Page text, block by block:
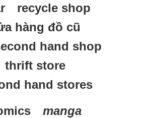
recycle shop
hàng đồ cũ
hand shop
thrift store
hand stores
manga